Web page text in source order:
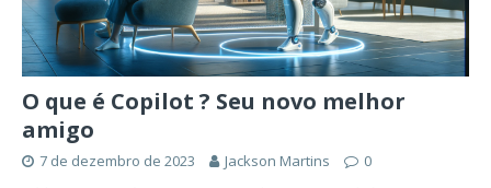
O que é Copilot ? Seu novo melhor
amigo
7 de dezembro de 2023 Jackson Martins 0